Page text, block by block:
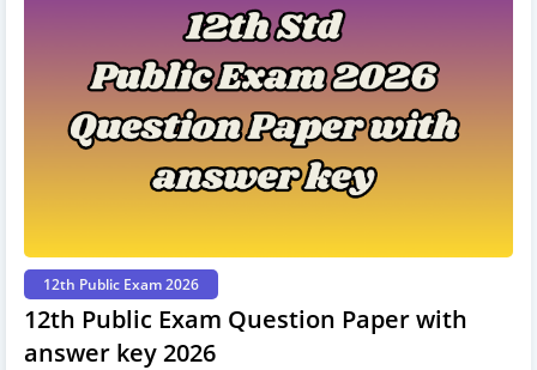
12th Public Exam 2026
12th Public Exam Question Paper with
answer key 2026